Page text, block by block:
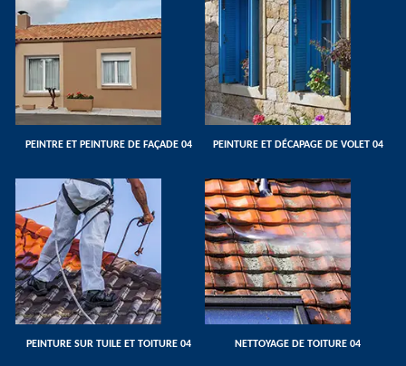
PEINTRE ET PEINTURE DE FAÇADE 04 PEINTURE ET DÉCAPAGE DE VOLET 04
PEINTURE SUR TUILE ET TOITURE 04 NETTOYAGE DE TOITURE 04